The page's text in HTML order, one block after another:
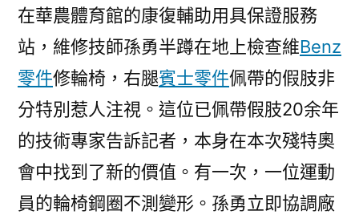
在華農體育館的康復輔助用具保證服務
站，維修技師孫勇半蹲在地上檢查維Benz
零件修輪椅，右腿賓士零件佩帶的假肢非
分特別惹人注視。這位已佩帶假肢20余年
的技術專家告訴記者，本身在本次殘特奧
會中找到了新的價值。有一次，一位運動
員的輪椅鋼圈不測變形。孫勇立即協調廠